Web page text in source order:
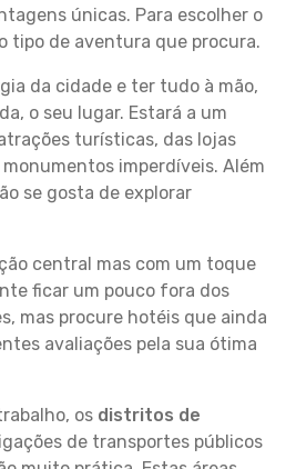
únicas. Para escolher o
tipo de aventura que procura.
da cidade e ter tudo à mão,
o seu lugar. Estará a um
turísticas, das lojas
imperdíveis. Além
se gosta de explorar
central mas com um toque
ficar um pouco fora dos
mas procure hotéis que ainda
avaliações pela sua ótima
os distritos de
de transportes públicos